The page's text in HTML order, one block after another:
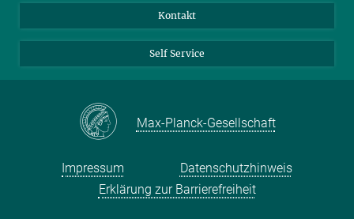
Kontakt
Self Service
Max-Planck-Gesellschaft
Impressum
Datenschutzhinweis
Erklärung zur Barrierefreiheit